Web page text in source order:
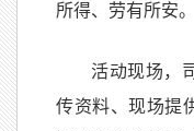
所得、劳有所安。
活动现场，
传资料、现场提